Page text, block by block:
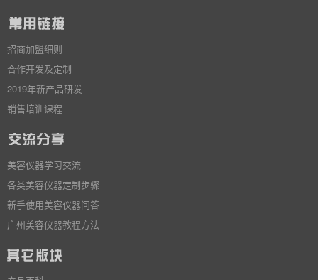
招商加盟细则
合作开发及定制
2019年新产品研发
销售培训课程
美容仪器学习交流
各类美容仪器定制步骤
新手使用美容仪器问答
广州美容仪器教程方法